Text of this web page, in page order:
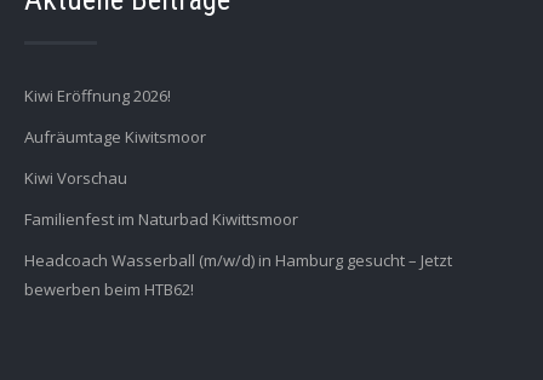
Kiwi Eröffnung 2026!
Aufräumtage Kiwitsmoor
Kiwi Vorschau
Familienfest im Naturbad Kiwittsmoor
Headcoach Wasserball (m/w/d) in Hamburg gesucht – Jetzt
bewerben beim HTB62!